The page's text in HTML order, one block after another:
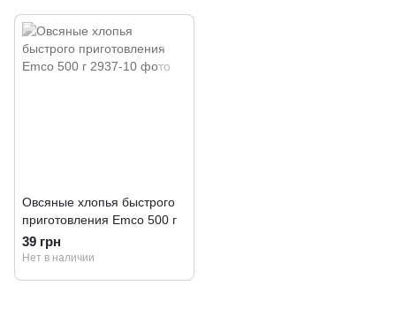
Овсяные хлопья быстрого
приготовления Emco 500 г
39 грн
Нет в наличии